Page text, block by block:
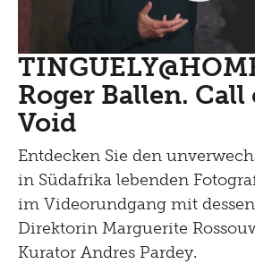
Roger Ballen. Call
Void
Entdecken Sie den
in Südafrika lebenden
im Videorundgang mit
Direktorin Marguerite
Kurator Andres Pardey.